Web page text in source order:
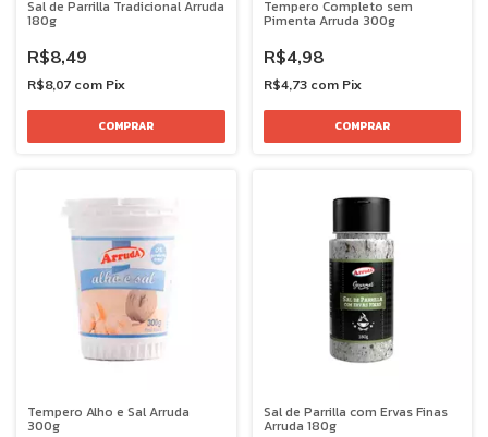
Sal de Parrilla Tradicional Arruda
180g
R$8,49
R$8,07 com Pix
Tempero Completo sem
Pimenta Arruda 300g
R$4,98
R$4,73 com Pix
Tempero Alho e Sal Arruda
300g
Sal de Parrilla com Ervas Finas
Arruda 180g